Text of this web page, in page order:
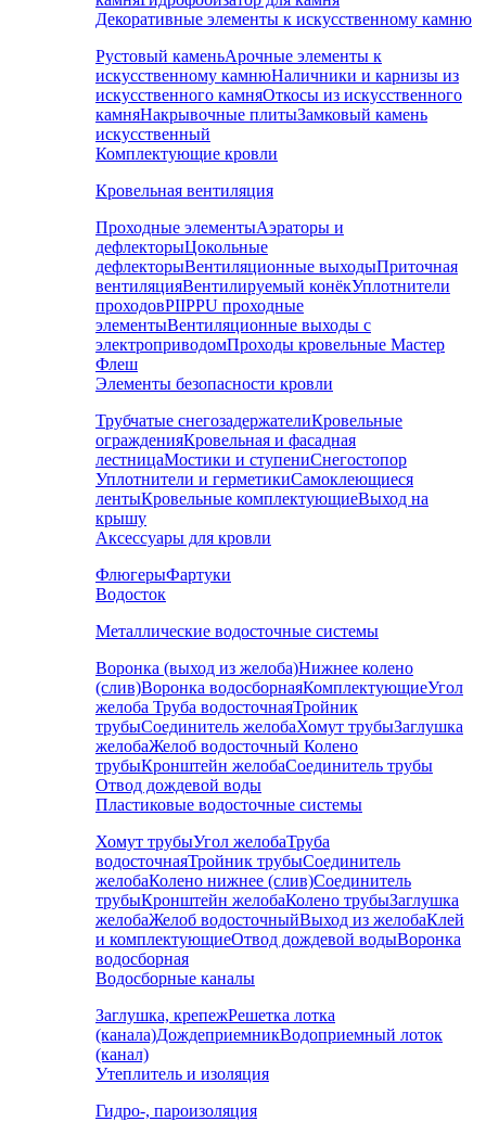
Декоративные элементы к искусственному камню
Рустовый каменьАрочные элементы к
искусственному камнюНаличники и карнизы из
искусственного камняОткосы из искусственного
камняНакрывочные плитыЗамковый камень
искусственный
Комплектующие кровли
Кровельная вентиляция
Проходные элементыАэраторы и
дефлекторыЦокольные
дефлекторыВентиляционные выходыПриточная
вентиляцияВентилируемый конёкУплотнители
проходовPIIPPU проходные
элементыВентиляционные выходы с
электроприводомПроходы кровельные Мастер
Флеш
Элементы безопасности кровли
Трубчатые снегозадержателиКровельные
огражденияКровельная и фасадная
лестницаМостики и ступениСнегостопор
Уплотнители и герметикиСамоклеющиеся
лентыКровельные комплектующиеВыход на
крышу
Аксессуары для кровли
ФлюгерыФартуки
Водосток
Металлические водосточные системы
Воронка (выход из желоба)Нижнее колено
(слив)Воронка водосборнаяКомплектующиеУгол
желоба Труба водосточнаяТройник
трубыСоединитель желобаХомут трубыЗаглушка
желобаЖелоб водосточный Колено
трубыКронштейн желобаСоединитель трубы
Отвод дождевой воды
Пластиковые водосточные системы
Хомут трубыУгол желобаТруба
водосточнаяТройник трубыСоединитель
желобаКолено нижнее (слив)Соединитель
трубыКронштейн желобаКолено трубыЗаглушка
желобаЖелоб водосточныйВыход из желобаКлей
и комплектующиеОтвод дождевой водыВоронка
водосборная
Водосборные каналы
Заглушка, крепежРешетка лотка
(канала)ДождеприемникВодоприемный лоток
(канал)
Утеплитель и изоляция
Гидро-, пароизоляция